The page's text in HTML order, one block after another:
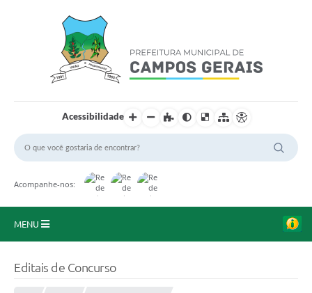
Acessibilidade
Acompanhe-nos:
MENU
Editais de Concurso